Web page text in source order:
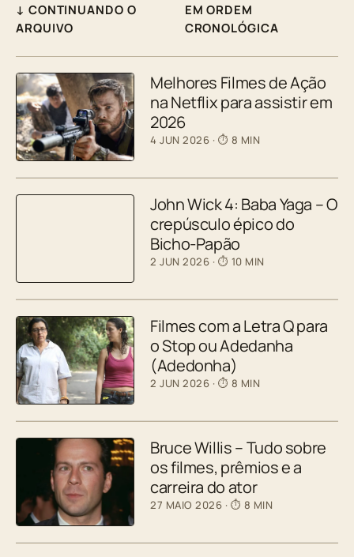
↓ CONTINUANDO O
ARQUIVO
EM ORDEM
CRONOLÓGICA
Melhores Filmes de Ação
na Netflix para assistir em
2026
4 JUN 2026 · ⏱ 8 MIN
John Wick 4: Baba Yaga – O
crepúsculo épico do
Bicho-Papão
2 JUN 2026 · ⏱ 10 MIN
Filmes com a Letra Q para
o Stop ou Adedanha
(Adedonha)
2 JUN 2026 · ⏱ 8 MIN
Bruce Willis – Tudo sobre
os filmes, prêmios e a
carreira do ator
27 MAIO 2026 · ⏱ 8 MIN